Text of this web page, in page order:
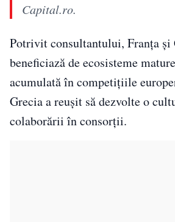
Capital.ro.
Potrivit consultantului, Franța și
beneficiază de ecosisteme
acumulată în competițiile
Grecia a reușit să dezvolte o
colaborării în consorții.